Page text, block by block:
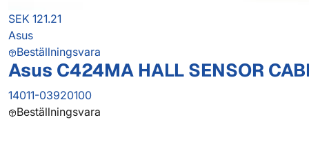
SEK 121.21
Asus
Beställningsvara
Asus C424MA HALL SENSOR
14011-03920100
Beställningsvara